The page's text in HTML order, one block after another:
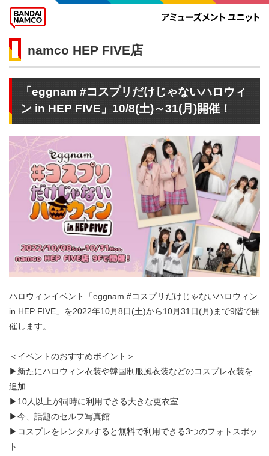
namco HEP FIVE店
「eggnam #コスプリだけじゃないハロウィ
ン in HEP FIVE」10/8(土)～31(月)開催！
ハロウィンイベント「eggnam #コスプリだけじゃないハロウィン
in HEP FIVE」を2022年10月8日(土)から10月31日(月)まで9階で開
催します。
＜イベントのおすすめポイント＞
▶新たにハロウィン衣装や韓国制服風衣装などのコスプレ衣装を
追加
▶10人以上が同時に利用できる大きな更衣室
▶今、話題のセルフ写真館
▶コスプレをレンタルすると無料で利用できる3つのフォトスポッ
ト